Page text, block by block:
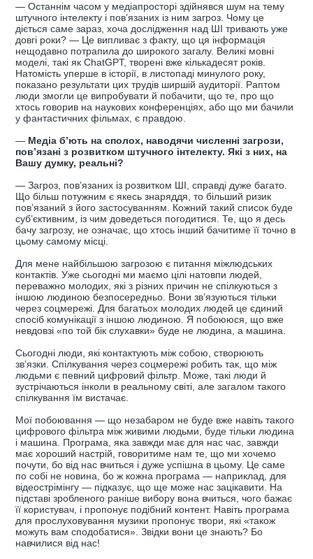
— Останнім часом у медіапросторі здійнявся шум на тему
штучного інтелекту і пов’язаних із ним загроз. Чому це
діється саме зараз, хоча дослідження над ШІ тривають уже
довгі роки? — Це випливає з факту, що ця інформація
нещодавно потрапила до широкого загалу. Великі мовні
моделі, такі як ChatGPT, творені вже кількадесят років.
Натомість уперше в історії, в листопаді минулого року,
показано результати цих трудів ширшій аудиторії. Раптом
люди змогли це випробувати й побачити, що те, про що
хтось говорив на наукових конференціях, або що ми бачили
у фантастичних фільмах, є правдою.
— Медіа б’ють на сполох, наводячи численні загрози,
пов’язані з розвитком штучного інтелекту. Які з них, на
Вашу думку, реальні?
— Загроз, пов’язаних із розвитком ШІ, справді дуже багато.
Що більш потужним є якесь знаряддя, то більший ризик
пов’язаний з його застосуванням. Кожний такий список буде
суб’єктивним, із чим доведеться погодитися. Те, що я десь
бачу загрозу, не означає, що хтось інший бачитиме її точно в
цьому самому місці.
Для мене найбільшою загрозою є питання міжлюдських
контактів. Уже сьогодні ми маємо цілі натовпи людей,
переважно молодих, які з різних причин не спілкуються з
іншою людиною безпосередньо. Вони зв’язуються тільки
через соцмережі. Для багатьох молодих людей це єдиний
спосіб комунікації з іншою людиною. Я побоююся, що вже
невдовзі «по той бік слухавки» буде не людина, а машина.
Сьогодні люди, які контактують між собою, створюють
зв’язки. Спілкування через соцмережі робить так, що між
людьми є певний цифровий фільтр. Може, такі люди й
зустрічаються інколи в реальному світі, але загалом такого
спілкування їм вистачає.
Мої побоювання — що незабаром не буде вже навіть такого
цифрового фільтра між живими людьми, буде тільки людина
і машина. Програма, яка завжди має для нас час, завжди
має хороший настрій, говоритиме нам те, що ми хочемо
почути, бо від нас вчиться і дуже успішна в цьому. Це саме
по собі не новина, бо ж кожна програма — наприклад, для
відеострімінгу — підказує, що ще може нас зацікавити. На
підставі зробленого раніше вибору вона вчиться, чого бажає
її користувач, і пропонує подібний контент. Навіть програма
для прослуховування музики пропонує твори, які «також
можуть вам сподобатися». Звідки вони це знають? Бо
навчилися від нас!